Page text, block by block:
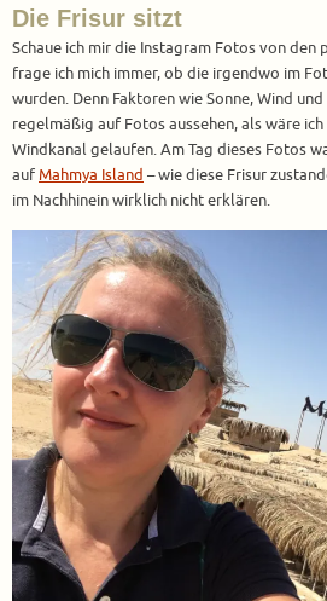
Die Frisur sitzt
Schaue ich mir die Instagram Fotos von
frage ich mich immer, ob die irgendwo im
wurden. Denn Faktoren wie Sonne, Wind
regelmäßig auf Fotos aussehen, als wäre
Windkanal gelaufen. Am Tag dieses Fotos
aufMahmya Island – wie diese Frisur
im Nachhinein wirklich nicht erklären.